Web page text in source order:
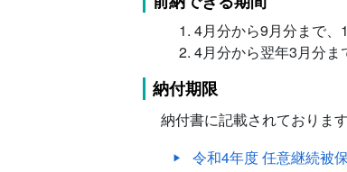
4月分から9月分まで
4月分から翌年3月分
納付期限
納付書に記載されておりま
令和4年度 任意継続被